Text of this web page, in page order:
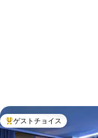
大好評のゲストチョイスです。
ゲストチョイス